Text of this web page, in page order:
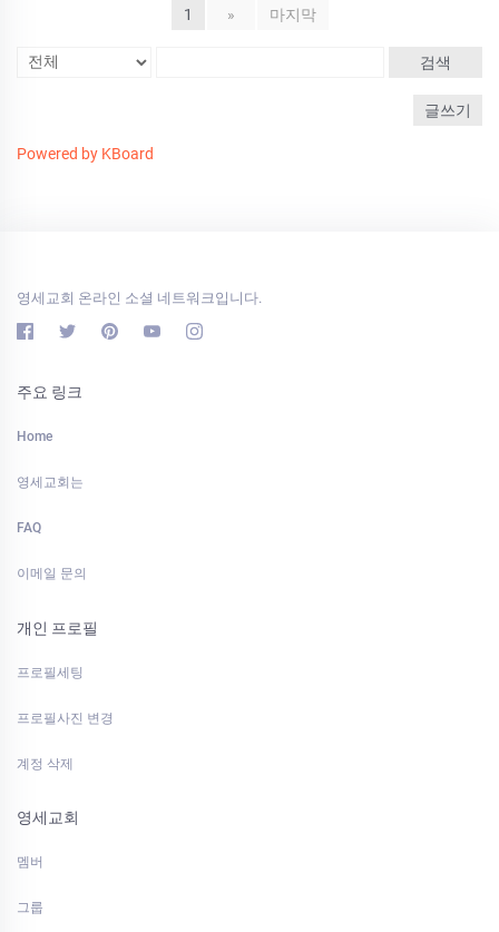
1 » 마지막
검색
글쓰기
Powered by KBoard
영세교회 온라인 소셜 네트워크입니다.
주요 링크
Home
영세교회는
FAQ
이메일 문의
개인 프로필
프로필세팅
프로필사진 변경
계정 삭제
영세교회
멤버
그룹